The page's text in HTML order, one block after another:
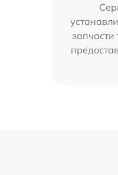
запчасти